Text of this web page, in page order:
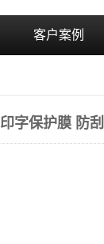
客户案例
字保护膜 防刮